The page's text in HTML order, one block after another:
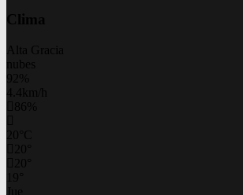
Clima
Alta Gracia
nubes
92%
4.4km/h
86%
20 C
20
20
19
Jue